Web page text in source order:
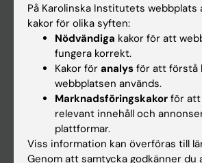
Huvudmeny
Utbildning
Forskarutbildning
Forskning
På Karolinska Institutets webbplats
kakor för olika syften:
Nödvändiga kakor för att
fungera korrekt.
Kakor för analys för att förstå
webbplatsen används.
Marknadsföringskakor för att
relevant innehåll och
plattformar.
Viss information kan överföras till
Genom att samtycka godkänner du